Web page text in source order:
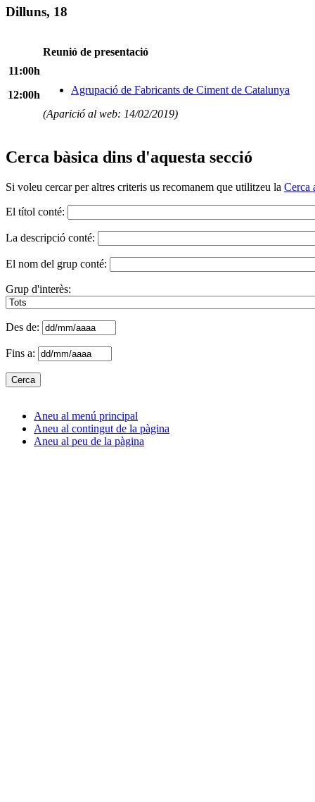
Dilluns, 18
11:00h
12:00h
Reunió de presentació
Agrupació de Fabricants de Ciment de Catalunya
(Aparició al web: 14/02/2019)
Cerca bàsica dins d'aquesta secció
Si voleu cercar per altres criteris us recomanem que utilitzeu la Cerca
El títol conté:
La descripció conté:
El nom del grup conté:
Grup d'interès:
Des de:
Fins a:
Aneu al menú principal
Aneu al contingut de la pàgina
Aneu al peu de la pàgina